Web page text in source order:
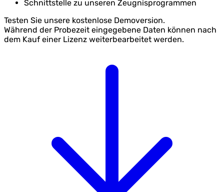
Schnittstelle zu unseren Zeugnisprogrammen
Testen Sie unsere kostenlose Demoversion.
Während der Probezeit eingegebene Daten können nach
dem Kauf einer Lizenz weiterbearbeitet werden.